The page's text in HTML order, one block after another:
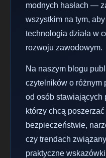
modnych hasłach —
wszystkim na tym,
technologia działa w
rozwoju zawodowym.
Na naszym blogu
czytelników o różnym
od osób stawiających
którzy chcą
bezpieczeństwie,
czy trendach
praktyczne